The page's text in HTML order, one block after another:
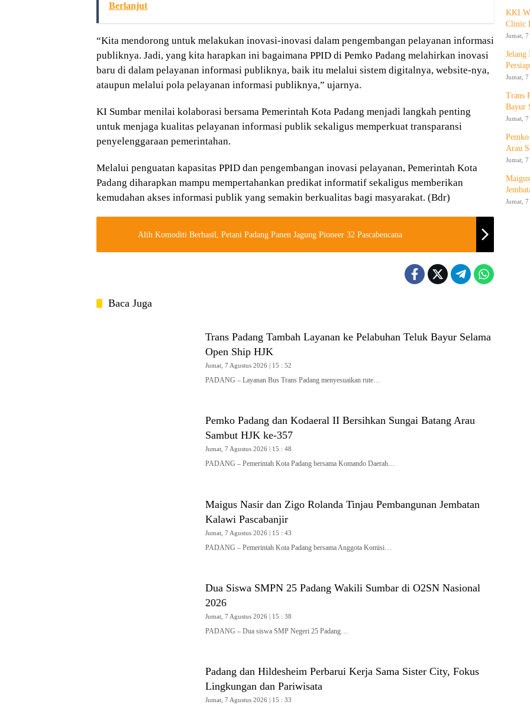
Berlanjut
“Kita mendorong untuk melakukan inovasi-inovasi dalam pengembangan pelayanan informasi
publiknya. Jadi, yang kita harapkan ini bagaimana PPID di Pemko Padang melahirkan inovasi
baru di dalam pelayanan informasi publiknya, baik itu melalui sistem digitalnya, website-nya,
ataupun melalui pola pelayanan informasi publiknya,” ujarnya.
KI Sumbar menilai kolaborasi bersama Pemerintah Kota Padang menjadi langkah penting
untuk menjaga kualitas pelayanan informasi publik sekaligus memperkuat transparansi
penyelenggaraan pemerintahan.
Melalui penguatan kapasitas PPID dan pengembangan inovasi pelayanan, Pemerintah Kota
Padang diharapkan mampu mempertahankan predikat informatif sekaligus memberikan
kemudahan akses informasi publik yang semakin berkualitas bagi masyarakat. (Bdr)
Alih Komoditi Berhasil, Petani Padang Panen Jagung Pioneer 32 Pascabencana
Baca Juga
Trans Padang Tambah Layanan ke Pelabuhan Teluk Bayur Selama
Open Ship HJK
Jumat, 7 Agustus 2026 | 15 : 52
PADANG – Layanan Bus Trans Padang menyesuaikan rute…
Pemko Padang dan Kodaeral II Bersihkan Sungai Batang Arau
Sambut HJK ke-357
Jumat, 7 Agustus 2026 | 15 : 48
PADANG – Pemerintah Kota Padang bersama Komando Daerah…
Maigus Nasir dan Zigo Rolanda Tinjau Pembangunan Jembatan
Kalawi Pascabanjir
Jumat, 7 Agustus 2026 | 15 : 43
PADANG – Pemerintah Kota Padang bersama Anggota Komisi…
Dua Siswa SMPN 25 Padang Wakili Sumbar di O2SN Nasional
2026
Jumat, 7 Agustus 2026 | 15 : 38
PADANG – Dua siswa SMP Negeri 25 Padang…
Padang dan Hildesheim Perbarui Kerja Sama Sister City, Fokus
Lingkungan dan Pariwisata
Jumat, 7 Agustus 2026 | 15 : 33
KKI
Clinic
Jumat,
Jelang
Jumat,
Trans
Bayur
Jumat,
Arau
Jumat,
Jumat,